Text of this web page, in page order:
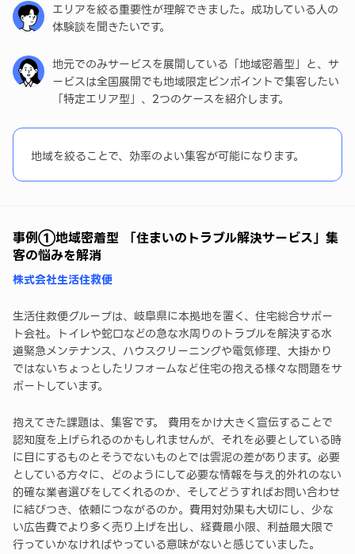
事例②特定エリア集中型 「地方セミナー」高タイパ
の集客を実現
まとめ
エリアを絞る重要性が理解できました。成功している人の
体験談を聞きたいです。
地元でのみサービスを展開している「地域密着型」と、サ
ービスは全国展開でも地域限定ピンポイントで集客したい
「特定エリア型」、2つのケースを紹介します。
地域を絞ることで、効率のよい集客が可能になります。
事例➀地域密着型 「住まいのトラブル解決サービス」集
客の悩みを解消
株式会社生活住救便
生活住救便グループは、岐阜県に本拠地を置く、住宅総合サポー
ト会社。トイレや蛇口などの急な水周りのトラブルを解決する水
道緊急メンテナンス、ハウスクリーニングや電気修理、大掛かり
ではないちょっとしたリフォームなど住宅の抱える様々な問題をサ
ポートしています。
抱えてきた課題は、集客です。 費用をかけ大きく宣伝することで
認知度を上げられるのかもしれませんが、それを必要としている時
に目にするものとそうでないものとでは雲泥の差があります。必要
としている方々に、どのようにして必要な情報を与え的外れのない
的確な業者選びをしてくれるのか、そしてどうすればお問い合わせ
に結びつき、依頼につながるのか。費用対効果も大切にし、少な
い広告費でより多く売り上げを出し、経費最小限、利益最大限で
行っていかなければやっている意味がないと感じていました。